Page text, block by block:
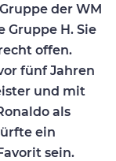
der WM
Gruppe H. Sie
offen.
fünf Jahren
und mit
als
ein
sein.